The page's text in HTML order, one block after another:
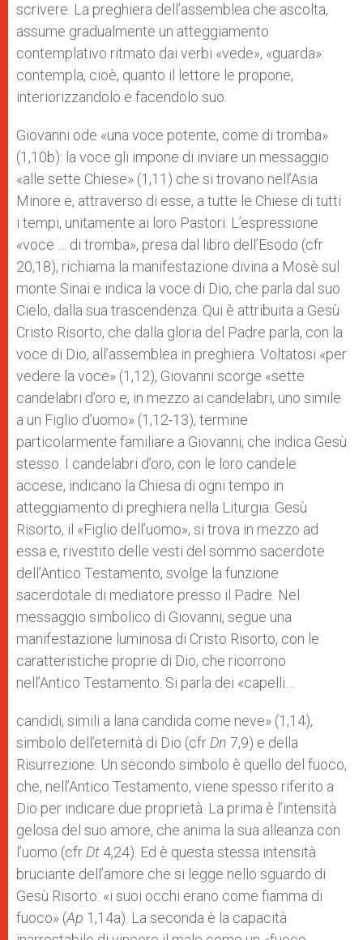
scrivere. La preghiera dell’assemblea che ascolta,
assume gradualmente un atteggiamento
contemplativo ritmato dai verbi «vede», «guarda»:
contempla, cioè, quanto il lettore le propone,
interiorizzandolo e facendolo suo.
Giovanni ode «una voce potente, come di tromba»
(1,10b): la voce gli impone di inviare un messaggio
«alle sette Chiese» (1,11) che si trovano nell’Asia
Minore e, attraverso di esse, a tutte le Chiese di tutti
i tempi, unitamente ai loro Pastori. L’espressione
«voce … di tromba», presa dal libro dell’Esodo (cfr
20,18), richiama la manifestazione divina a Mosè sul
monte Sinai e indica la voce di Dio, che parla dal suo
Cielo, dalla sua trascendenza. Qui è attribuita a Gesù
Cristo Risorto, che dalla gloria del Padre parla, con la
voce di Dio, all’assemblea in preghiera. Voltatosi «per
vedere la voce» (1,12), Giovanni scorge «sette
candelabri d’oro e, in mezzo ai candelabri, uno simile
a un Figlio d’uomo» (1,12-13), termine
particolarmente familiare a Giovanni, che indica Gesù
stesso. I candelabri d’oro, con le loro candele
accese, indicano la Chiesa di ogni tempo in
atteggiamento di preghiera nella Liturgia: Gesù
Risorto, il «Figlio dell’uomo», si trova in mezzo ad
essa e, rivestito delle vesti del sommo sacerdote
dell’Antico Testamento, svolge la funzione
sacerdotale di mediatore presso il Padre. Nel
messaggio simbolico di Giovanni, segue una
manifestazione luminosa di Cristo Risorto, con le
caratteristiche proprie di Dio, che ricorrono
nell’Antico Testamento. Si parla dei «capelli…
candidi, simili a lana candida come neve» (1,14),
simbolo dell’eternità di Dio (cfr Dn 7,9) e della
Risurrezione. Un secondo simbolo è quello del fuoco,
che, nell’Antico Testamento, viene spesso riferito a
Dio per indicare due proprietà. La prima è l’intensità
gelosa del suo amore, che anima la sua alleanza con
l’uomo (cfr Dt 4,24). Ed è questa stessa intensità
bruciante dell’amore che si legge nello sguardo di
Gesù Risorto: «i suoi occhi erano come fiamma di
fuoco» (Ap 1,14a). La seconda è la capacità